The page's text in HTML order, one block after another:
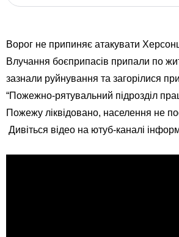
Ворог не припиняє атакувати
Влучання боєприпасів припали по
зазнали руйнування та загорілися
“Пожежно-рятувальний підрозділ
Пожежу ліквідовано, населення не
Дивіться відео на ютуб-каналі